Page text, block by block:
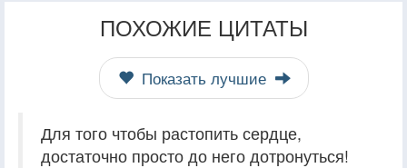
ПОХОЖИЕ ЦИТАТЫ
Показать лучшие
Для того чтобы растопить сердце,
достаточно просто до него дотронуться!